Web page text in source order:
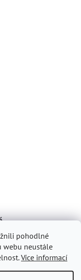
pohodlné
webu neustále
Více informací